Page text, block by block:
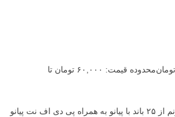
تومان
محدوده قیمت: ۶۰,۰۰۰ تومان تا
آموزش آهنگ دارم یخ میزنم از ۲۵ باند با پیانو به همراه پی دی اف نت پیانو